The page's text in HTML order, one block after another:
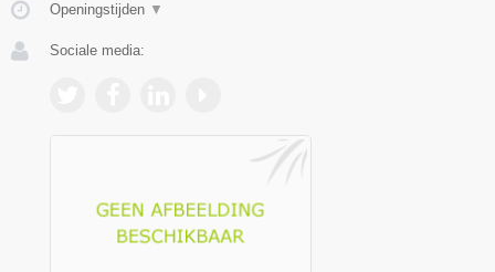
Openingstijden ▼
Sociale media: